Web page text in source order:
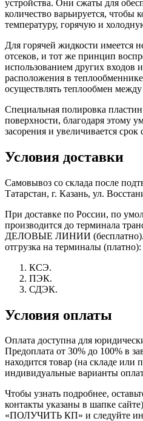
устройства. Они сжаты для
количество варьируется, чтобы
температуру, горячую и
Для горячей жидкости имеется
отсеков, и тот же принцип
использованием других входов
расположения в
осуществлять теплообмен
Специальная полировка
поверхности, благодаря этому
засорения и увеличивается срок
Условия доставки
Самовывоз со склада после
Татарстан, г. Казань, ул.
При доставке по России, по
производится до терминала
ДЕЛОВЫЕ ЛИНИИ (бесплатно).
отгрузка на терминалы (платно):
КСЭ.
ПЭК.
СДЭК.
Условия оплаты
Оплата доступна для
Предоплата от 30% до 100% в
находится товар (на складе или
индивидуальные варианты
Чтобы узнать подробнее,
контакты указаны в шапке
«ПОЛУЧИТЬ КП» и следуйте